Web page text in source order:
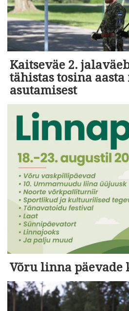
Kaitseväe 2.
tähistas tosina
asutamisest
Võru linna päevade